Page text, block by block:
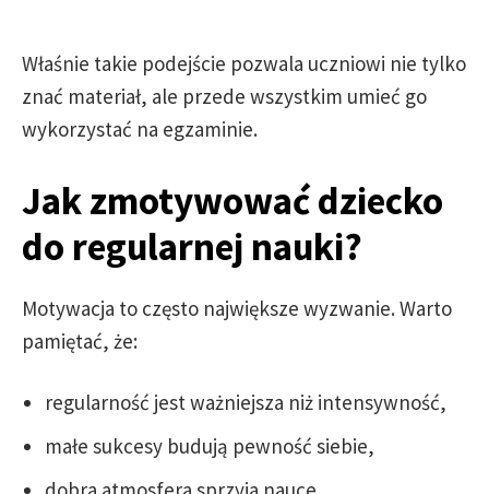
Właśnie takie podejście pozwala uczniowi nie tylko
znać materiał, ale przede wszystkim umieć go
wykorzystać na egzaminie.
Jak zmotywować dziecko
do regularnej nauki?
Motywacja to często największe wyzwanie. Warto
pamiętać, że:
regularność jest ważniejsza niż intensywność,
małe sukcesy budują pewność siebie,